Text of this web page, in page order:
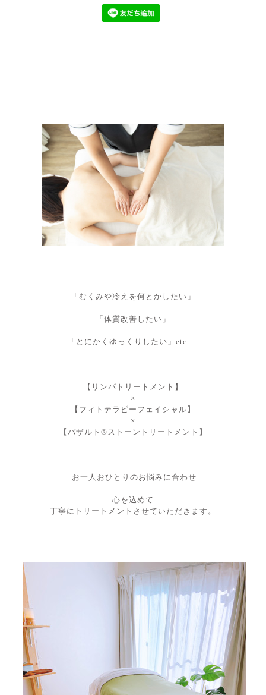
「むくみや冷えを何とかしたい」
「体質改善したい」
「とにかくゆっくりしたい 」etc.....
【リンパトリートメント】
×
【フィトテラピーフェイシャル】
×
【バザルト®︎ストーントリートメント】
お一人おひとりのお悩みに合わせ
心を込めて
丁寧にトリートメントさせていただきます。